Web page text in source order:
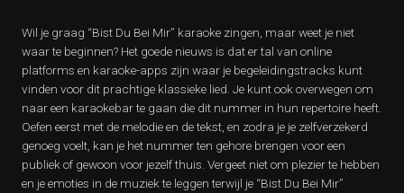
Wil je graag “Bist Du Bei Mir” karaoke zingen, maar weet je niet
waar te beginnen? Het goede nieuws is dat er tal van online
platforms en karaoke-apps zijn waar je begeleidingstracks kunt
vinden voor dit prachtige klassieke lied. Je kunt ook overwegen om
naar een karaokebar te gaan die dit nummer in hun repertoire heeft.
Oefen eerst met de melodie en de tekst, en zodra je je zelfverzekerd
genoeg voelt, kan je het nummer ten gehore brengen voor een
publiek of gewoon voor jezelf thuis. Vergeet niet om plezier te hebben
en je emoties in de muziek te leggen terwijl je “Bist Du Bei Mir”